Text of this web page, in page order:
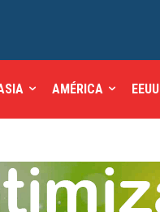
AMÉRICA EEUU